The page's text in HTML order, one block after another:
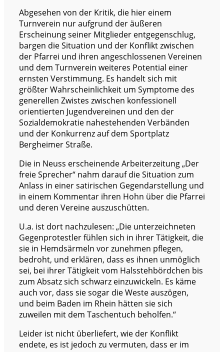
Abgesehen von der Kritik, die hier einem
Turnverein nur aufgrund der äußeren
Erscheinung seiner Mitglieder entgegenschlug,
bargen die Situation und der Konflikt zwischen
der Pfarrei und ihren angeschlossenen Vereinen
und dem Turnverein weiteres Potential einer
ernsten Verstimmung. Es handelt sich mit
größter Wahrscheinlichkeit um Symptome des
generellen Zwistes zwischen konfessionell
orientierten Jugendvereinen und den der
Sozialdemokratie nahestehenden Verbänden
und der Konkurrenz auf dem Sportplatz
Bergheimer Straße.
Die in Neuss erscheinende Arbeiterzeitung „Der
freie Sprecher“ nahm darauf die Situation zum
Anlass in einer satirischen Gegendarstellung und
in einem Kommentar ihren Hohn über die Pfarrei
und deren Vereine auszuschütten.
U.a. ist dort nachzulesen: „Die unterzeichneten
Gegenprotestler fühlen sich in ihrer Tätigkeit, die
sie in Hemdsärmeln vor zunehmen pflegen,
bedroht, und erklären, dass es ihnen unmöglich
sei, bei ihrer Tätigkeit vom Halsstehbördchen bis
zum Absatz sich schwarz einzuwickeln. Es käme
auch vor, dass sie sogar die Weste auszögen,
und beim Baden im Rhein hätten sie sich
zuweilen mit dem Taschentuch beholfen.“
Leider ist nicht überliefert, wie der Konflikt
endete, es ist jedoch zu vermuten, dass er im